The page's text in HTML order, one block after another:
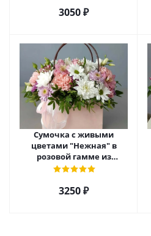
3050 ₽
Сумочка с живыми
цветами "Нежная" в
розовой гамме из
кустовой хризантемы,
3250 ₽